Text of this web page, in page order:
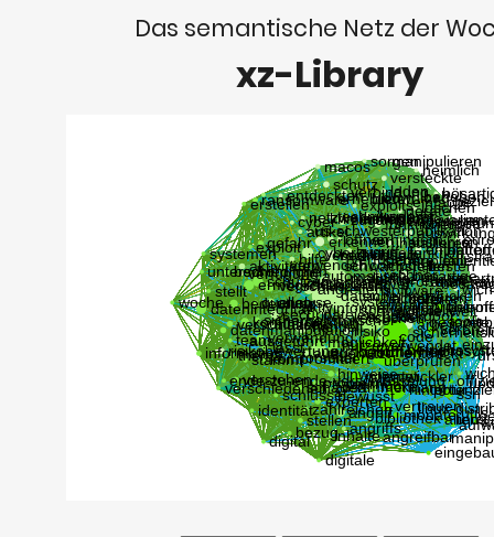
Das semantische Netz der
xz-Library